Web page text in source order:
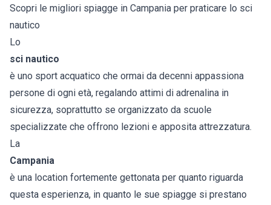
Scopri le migliori spiagge in Campania per praticare lo sci
nautico
Lo
sci nautico
è uno sport acquatico che ormai da decenni appassiona
persone di ogni età, regalando attimi di adrenalina in
sicurezza, soprattutto se organizzato da scuole
specializzate che offrono lezioni e apposita attrezzatura.
La
Campania
è una location fortemente gettonata per quanto riguarda
questa esperienza, in quanto le sue spiagge si prestano